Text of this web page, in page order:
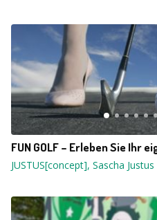
FUN GOLF – Erleben Sie Ihr
JUSTUS[concept], Sascha Justus